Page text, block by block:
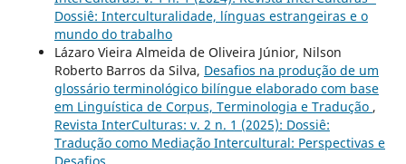
Dossiê: Interculturalidade, línguas estrangeiras e o
mundo do trabalho
Lázaro Vieira Almeida de Oliveira Júnior, Nilson
Roberto Barros da Silva, Desafios na produção de um
glossário terminológico bilíngue elaborado com base
em Linguística de Corpus, Terminologia e Tradução ,
Revista InterCulturas: v. 2 n. 1 (2025): Dossiê:
Tradução como Mediação Intercultural: Perspectivas e